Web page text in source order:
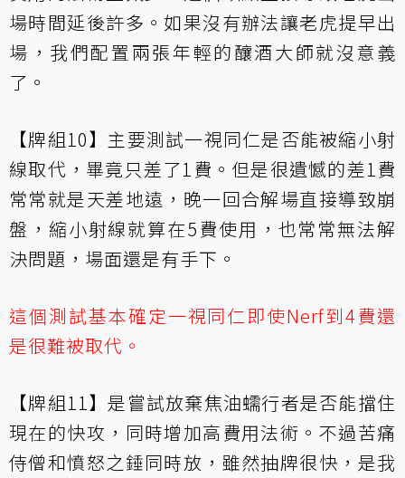
場時間延後許多。如果沒有辦法讓老虎提早出
場，我們配置兩張年輕的釀酒大師就沒意義
了。
【牌組10】主要測試一視同仁是否能被縮小射
線取代，畢竟只差了1費。但是很遺憾的差1費
常常就是天差地遠，晚一回合解場直接導致崩
盤，縮小射線就算在5費使用，也常常無法解
決問題，場面還是有手下。
這個測試基本確定一視同仁即使Nerf到4費還
是很難被取代。
【牌組11】是嘗試放棄焦油蠕行者是否能擋住
現在的快攻，同時增加高費用法術。不過苦痛
侍僧和憤怒之錘同時放，雖然抽牌很快，是我